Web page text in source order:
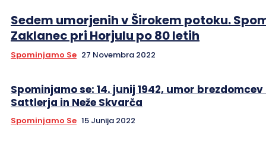
Sedem umorjenih v Širokem potoku.
Zaklanec pri Horjulu po 80 letih
Spominjamo Se 27 Novembra 2022
Spominjamo se: 14. junij 1942, umor
Sattlerja in Neže Skvarča
Spominjamo Se 15 Junija 2022